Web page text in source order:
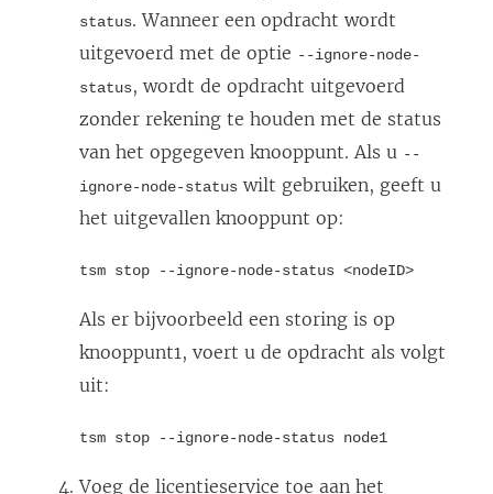
status. Wanneer een opdracht wordt
uitgevoerd met de optie --ignore-node-
status, wordt de opdracht uitgevoerd
zonder rekening te houden met de status
van het opgegeven knooppunt. Als u --
ignore-node-status wilt gebruiken, geeft u
het uitgevallen knooppunt op:
tsm stop --ignore-node-status <nodeID>
Als er bijvoorbeeld een storing is op
knooppunt1, voert u de opdracht als volgt
uit:
tsm stop --ignore-node-status node1
Voeg de licentieservice toe aan het